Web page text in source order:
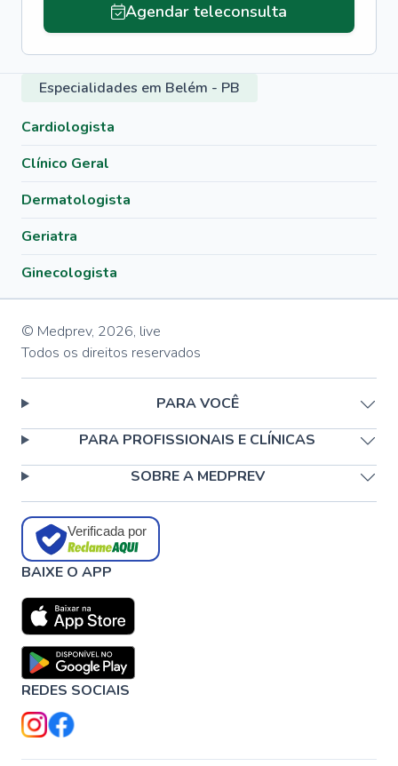
Agendar teleconsulta
Especialidades em Belém - PB
Cardiologista
Clínico Geral
Dermatologista
Geriatra
Ginecologista
© Medprev, 2026, live
Todos os direitos reservados
PARA VOCÊ
PARA PROFISSIONAIS E CLÍNICAS
SOBRE A MEDPREV
Verificada por
BAIXE O APP
REDES SOCIAIS